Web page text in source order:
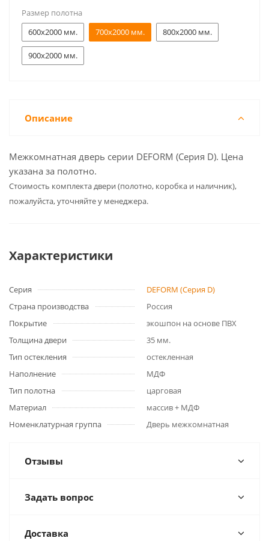
Размер полотна
600x2000 мм.
700x2000 мм. 800x2000 мм.
900x2000 мм.
Описание
Межкомнатная дверь серии DEFORM (Серия D). Цена
указана за полотно.
Cтоимость комплекта двери (полотно, коробка и наличник),
пожалуйста, уточняйте у менеджера.
Характеристики
Серия
DEFORM (Серия D)
Страна производства
Россия
Покрытие
экошпон на основе ПВХ
Толщина двери
35 мм.
Тип остекления
остекленная
Наполнение
МДФ
Тип полотна
царговая
Материал
массив + МДФ
Номенклатурная группа
Дверь межкомнатная
Отзывы
Задать вопрос
Доставка